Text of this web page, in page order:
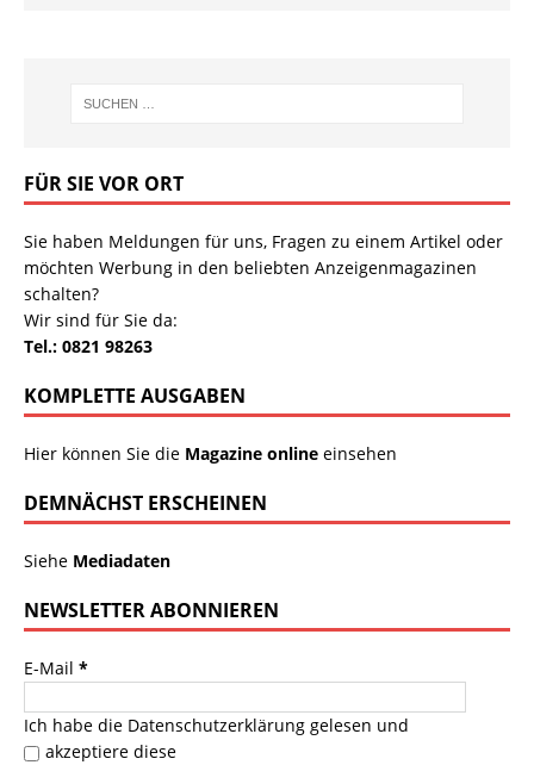
FÜR SIE VOR ORT
Sie haben Meldungen für uns, Fragen zu einem Artikel oder
möchten Werbung in den beliebten Anzeigenmagazinen
schalten?
Wir sind für Sie da:
Tel.: 0821 98263
KOMPLETTE AUSGABEN
Hier können Sie die Magazine online einsehen
DEMNÄCHST ERSCHEINEN
Siehe Mediadaten
NEWSLETTER ABONNIEREN
E-Mail *
Ich habe die Datenschutzerklärung gelesen und
akzeptiere diese